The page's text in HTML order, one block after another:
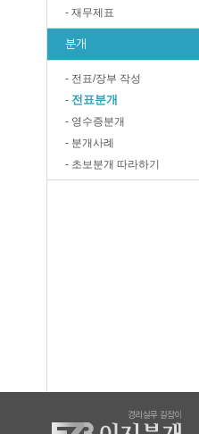
- 재무제표
분개
- 전표/장부 작성
- 전표분개
- 영수증분개
- 분개사례
- 초보분개 따라하기